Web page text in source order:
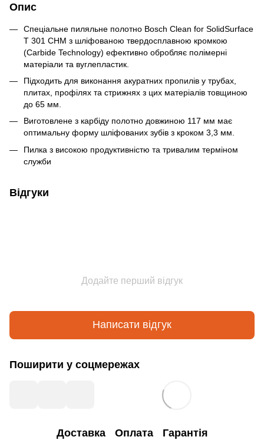
Опис
Спеціальне пиляльне полотно Bosch Clean for SolidSurface
T 301 CHM з шліфованою твердосплавною кромкою
(Carbide Technology) ефективно обробляє полімерні
матеріали та вуглепластик.
Підходить для виконання акуратних пропилів у трубах,
плитах, профілях та стрижнях з цих матеріалів товщиною
до 65 мм.
Виготовлене з карбіду полотно довжиною 117 мм має
оптимальну форму шліфованих зубів з кроком 3,3 мм.
Пилка з високою продуктивністю та тривалим терміном
служби
Відгуки
Додайте перший відгук
Написати відгук
Поширити у соцмережах
Доставка Оплата Гарантія